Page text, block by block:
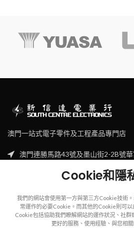
澳門一站式電子零件及工程產品專門店
澳門連勝馬路43號及墨山街2-2B號
Cookie和隱
我們的網站會使用第一方與第三方Cookie技術
常運作的必要Cookie。而其他的Cookie則可
Cookie包括協助我們瞭解網站的運作狀況、社
更好的服務、使用經驗、與您相